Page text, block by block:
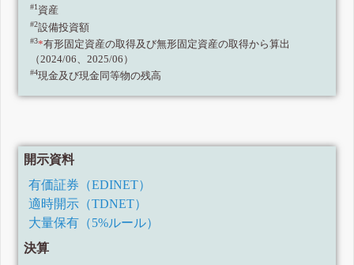
#1資産
#2設備投資額
#3*有形固定資産の取得及び無形固定資産の取得から算出
（2024/06、2025/06）
#4現金及び現金同等物の残高
開示資料
有価証券（EDINET）
適時開示（TDNET）
大量保有（5%ルール）
決算